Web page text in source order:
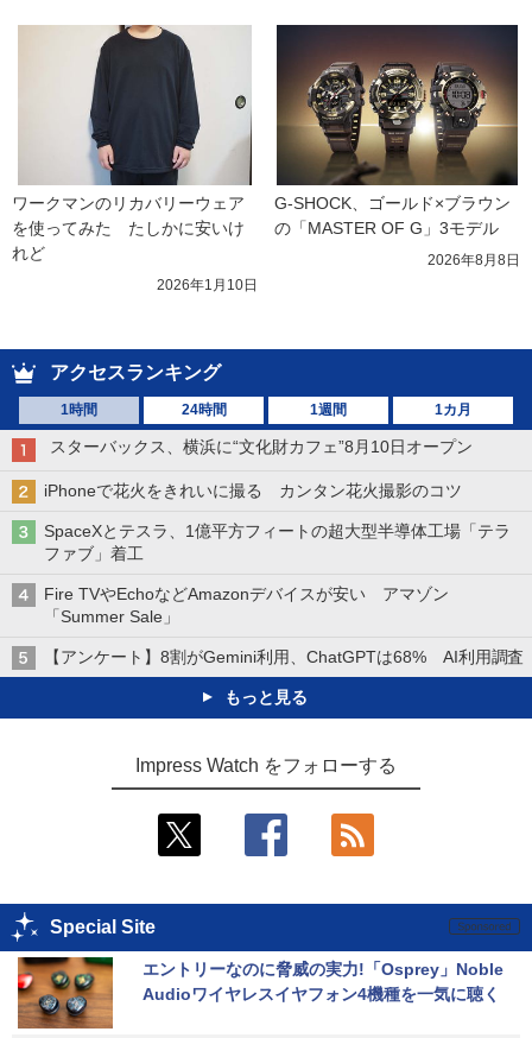
ワークマンのリカバリーウェア
を使ってみた　たしかに安いけ
れど
2026年1月10日
G-SHOCK、ゴールド×ブラウン
の「MASTER OF G」3モデル
2026年8月8日
アクセスランキング
1時間 24時間 1週間 1カ月
スターバックス、横浜に“文化財カフェ”8月10日オープン
iPhoneで花火をきれいに撮る カンタン花火撮影のコツ
SpaceXとテスラ、1億平方フィートの超大型半導体工場「テラ
ファブ」着工
Fire TVやEchoなどAmazonデバイスが安い アマゾン
「Summer Sale」
【アンケート】8割がGemini利用、ChatGPTは68% AI利用調査
もっと見る
Impress Watch をフォローする
Special Site
エントリーなのに脅威の実力!「Osprey」Noble
Audioワイヤレスイヤフォン4機種を一気に聴く